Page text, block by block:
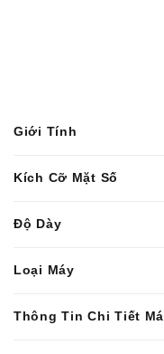
Giới Tính
Kích Cỡ Mặt Số
Độ Dày
Loại Máy
Thông Tin Chi Tiết